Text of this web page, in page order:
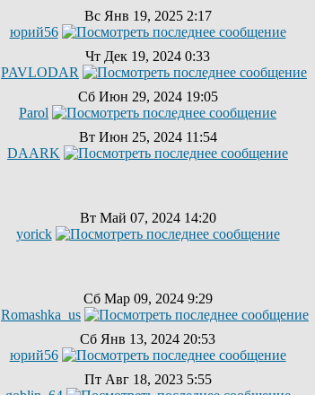
Вс Янв 19, 2025 2:17
юрий56
Чт Дек 19, 2024 0:33
PAVLODAR
Сб Июн 29, 2024 19:05
Parol
Вт Июн 25, 2024 11:54
DAARK
Вт Май 07, 2024 14:20
yorick
Сб Мар 09, 2024 9:29
Romashka_us
Сб Янв 13, 2024 20:53
юрий56
Пт Авг 18, 2023 5:55